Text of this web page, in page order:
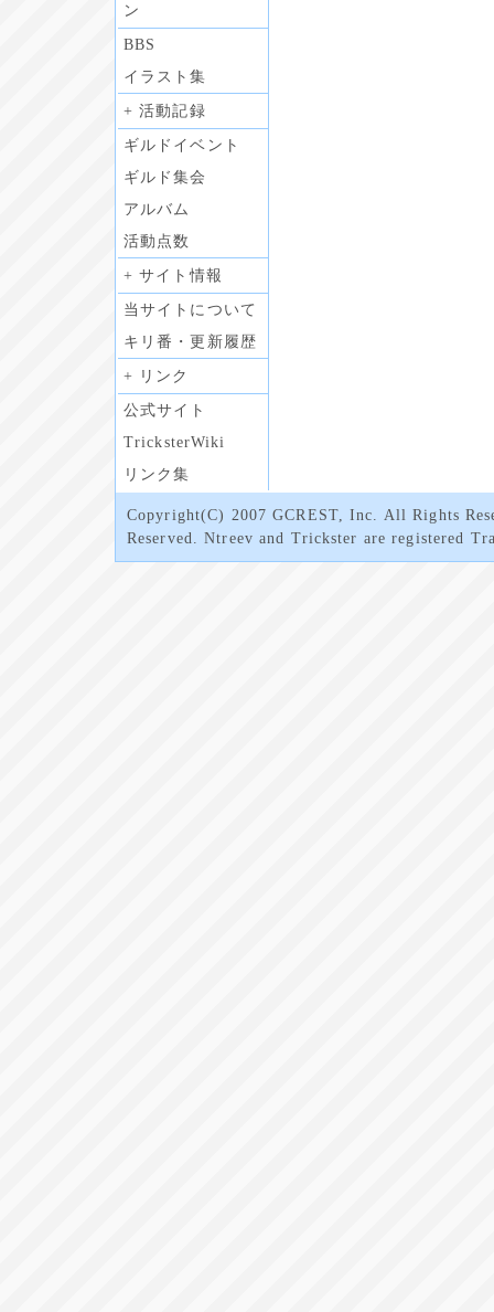
ン
BBS
イラスト集
+ 活動記録
ギルドイベント
ギルド集会
アルバム
活動点数
+ サイト情報
当サイトについて
キリ番・更新履歴
+ リンク
公式サイト
TricksterWiki
リンク集
Copyright(C) 2007 GCREST, Inc. All Rights
Reserved. Ntreev and Trickster are registered